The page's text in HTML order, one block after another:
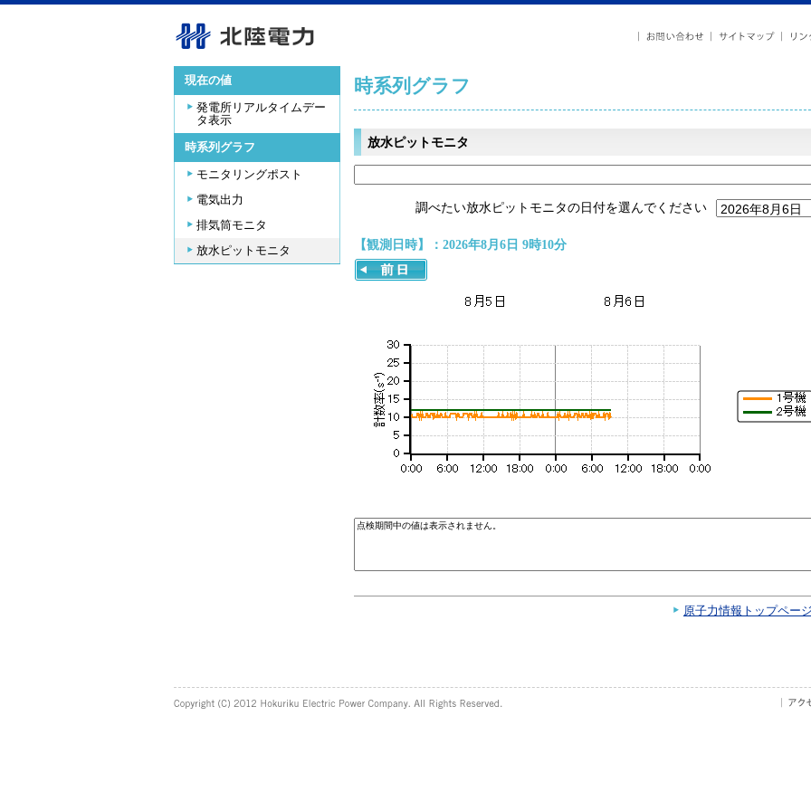
現在の値
発電所リアルタイムデー
タ表示
時系列グラフ
モニタリングポスト
電気出力
排気筒モニタ
放水ピットモニタ
時系列グラフ
放水ピットモニタ
調べたい放水ピットモニタの日付を選んでください
【観測日時】：2026年8月6日 9時10分
原子力情報トップペー